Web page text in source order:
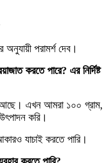
পরামর্শ দেব।
করতে পারে? এর নির্দিষ্ট
আছে। এখন আমরা ১০০ গ্রাম,
করি।
যাচাই করতে পারি।